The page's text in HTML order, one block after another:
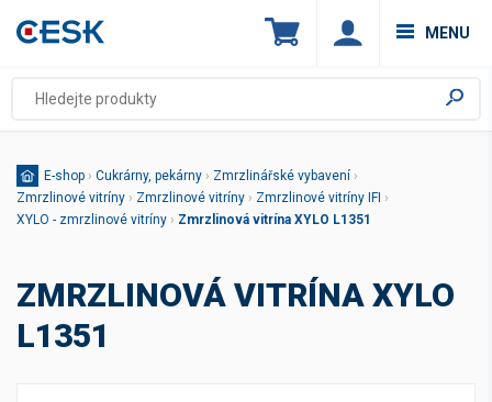
MENU
E-shop › Cukrárny, pekárny › Zmrzlinářské vybavení ›
Zmrzlinové vitríny › Zmrzlinové vitríny › Zmrzlinové vitríny IFI ›
XYLO - zmrzlinové vitríny › Zmrzlinová vitrína XYLO L1351
ZMRZLINOVÁ VITRÍNA XYLO
L1351